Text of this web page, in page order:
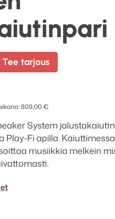
Tee tarjous
809,00€
System
Play-Fi apilla.
musiikkia melkein